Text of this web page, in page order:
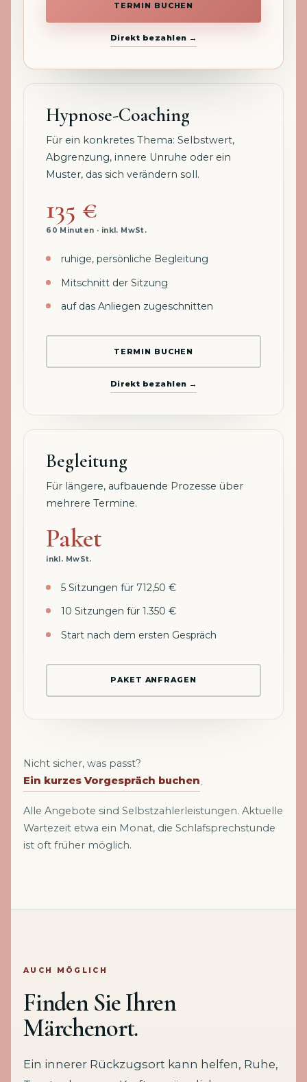
TERMIN BUCHEN
Direkt bezahlen →
Hypnose-Coaching
Für ein konkretes Thema: Selbstwert,
Abgrenzung, innere Unruhe oder ein
Muster, das sich verändern soll.
135 €
60 Minuten · inkl. MwSt.
ruhige, persönliche Begleitung
Mitschnitt der Sitzung
auf das Anliegen zugeschnitten
TERMIN BUCHEN
Direkt bezahlen →
Begleitung
Für längere, aufbauende Prozesse über
mehrere Termine.
Paket
inkl. MwSt.
5 Sitzungen für 712,50 €
10 Sitzungen für 1.350 €
Start nach dem ersten Gespräch
PAKET ANFRAGEN
Nicht sicher, was passt?
Ein kurzes Vorgespräch buchen.
Alle Angebote sind Selbstzahlerleistungen. Aktuelle
Wartezeit etwa ein Monat, die Schlafsprechstunde
ist oft früher möglich.
AUCH MÖGLICH
Finden Sie Ihren
Märchenort.
Ein innerer Rückzugsort kann helfen, Ruhe,